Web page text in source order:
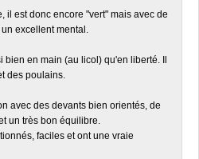
il est donc encore "vert" mais avec de
excellent mental.
en main (au licol) qu'en liberté. Il
des poulains.
avec des devants bien orientés, de
un très bon équilibre.
faciles et ont une vraie